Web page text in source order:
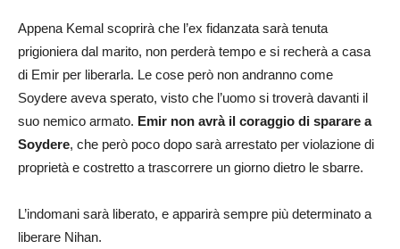
Appena Kemal scoprirà che l’ex fidanzata sarà tenuta
prigioniera dal marito, non perderà tempo e si recherà a casa
di Emir per liberarla. Le cose però non andranno come
Soydere aveva sperato, visto che l’uomo si troverà davanti il
suo nemico armato. Emir non avrà il coraggio di sparare a
Soydere, che però poco dopo sarà arrestato per violazione di
proprietà e costretto a trascorrere un giorno dietro le sbarre.
L’indomani sarà liberato, e apparirà sempre più determinato a
liberare Nihan.